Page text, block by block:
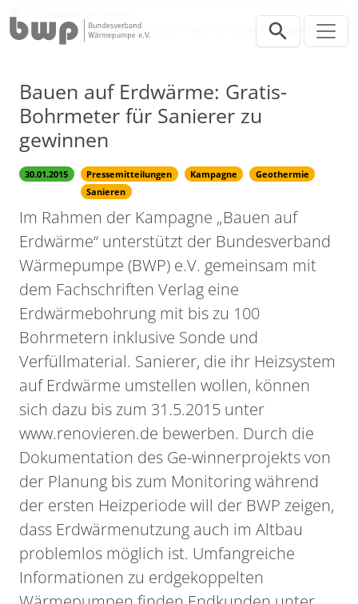
Bauen auf Erdwärme: Gratis-Bohrmeter für Sanierer zu gewinnen
Bauen auf Erdwärme: Gratis-
Bohrmeter für Sanierer zu
gewinnen
30.01.2015 Pressemitteilungen Kampagne
Geothermie
Sanieren
Im Rahmen der Kampagne „Bauen auf
Erdwärme“ unterstützt der Bundesverband
Wärmepumpe (BWP) e.V. gemeinsam mit
dem Fachschriften Verlag eine
Erdwärmebohrung mit bis zu 100
Bohrmetern inklusive Sonde und
Verfüllmaterial. Sanierer, die ihr Heizsystem
auf Erdwärme umstellen wollen, können
sich dazu bis zum 31.5.2015 unter
www.renovieren.de bewerben. Durch die
Dokumentation des Ge-winnerprojekts von
der Planung bis zum Monitoring während
der ersten Heizperiode will der BWP zeigen,
dass Erdwärmenutzung auch im Altbau
problemlos möglich ist. Umfangreiche
Informationen zu erdgekoppelten